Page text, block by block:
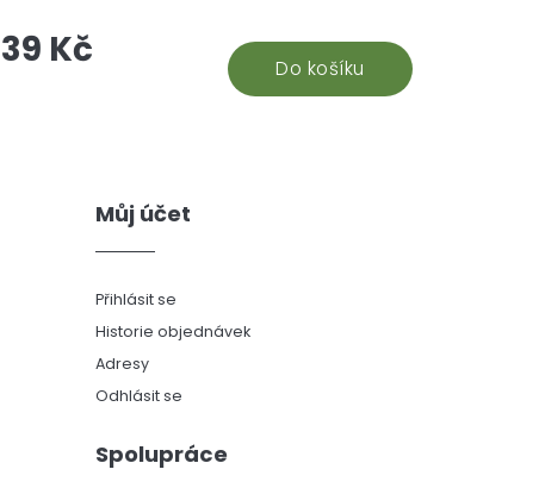
39 Kč Do košíku
Můj účet
Přihlásit se
Historie objednávek
Adresy
Odhlásit se
Spolupráce